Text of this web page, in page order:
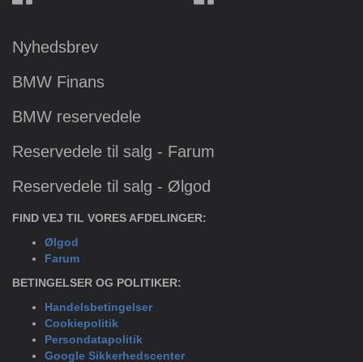
Nyhedsbrev
BMW Finans
BMW reservedele
Reservedele til salg - Farum
Reservedele til salg - Ølgod
FIND VEJ TIL VORES AFDELINGER:
Ølgod
Farum
BETINGELSER OG POLITIKER:
Handelsbetingelser
Cookiepolitik
Persondatapolitik
Google Sikkerhedscenter